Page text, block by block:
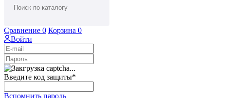
Сравнение 0 Корзина 0
Войти
Введите код защиты*
Вспомнить пароль